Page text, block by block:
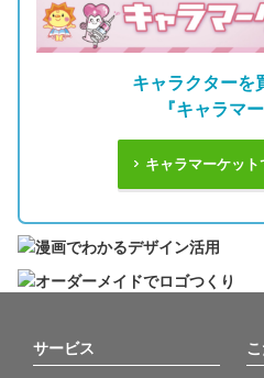
キャラクターを
『キャラマ
キャラマーケッ
サービス